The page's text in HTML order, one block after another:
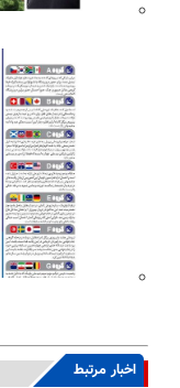
اخبار مرتبط